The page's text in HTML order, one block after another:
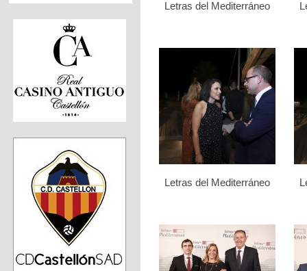
Letras del Mediterráneo
Letras del Mediterráneo